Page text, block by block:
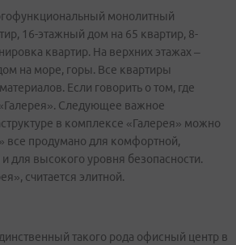
монолитный
16-этажный дом на 65 квартир, 8-
квартир. На верхних этажах –
на море, горы. Все квартиры
Если говорить о том, где
Следующее важное
в комплексе «Галерея» можно
все продумано для комфортной,
для высокого уровня безопасности.
считается элитной.
такого рода офисный центр в